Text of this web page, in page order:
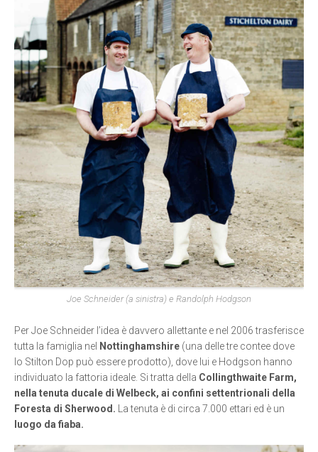
Joe Schneider (a sinistra) e Randolph Hodgson
Per Joe Schneider l’idea è davvero allettante e nel 2006 trasferisce
tutta la famiglia nel Nottinghamshire (una delle tre contee dove
lo Stilton Dop può essere prodotto), dove lui e Hodgson hanno
individuato la fattoria ideale. Si tratta della Collingthwaite Farm,
nella tenuta ducale di Welbeck, ai confini settentrionali della
Foresta di Sherwood. La tenuta è di circa 7.000 ettari ed è un
luogo da fiaba.